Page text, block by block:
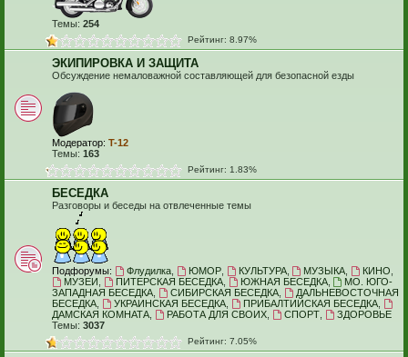
Темы: 254
Рейтинг: 8.97%
ЭКИПИРОВКА И ЗАЩИТА
Обсуждение немаловажной составляющей для безопасной езды
Модератор: T-12
Темы: 163
Рейтинг: 1.83%
БЕСЕДКА
Разговоры и беседы на отвлеченные темы
Подфорумы: Флудилка, ЮМОР, КУЛЬТУРА, МУЗЫКА КИНО
МУЗЕИ
ПИТЕРСКАЯ БЕСЕДКА, ЮЖНАЯ БЕСЕДКА,
МО. ЮГО-
ЗАПАДНАЯ БЕСЕДКА
СИБИРСКАЯ БЕСЕДКА,
ДАЛЬНЕВОСТОЧНАЯ
БЕСЕДКА
УКРАИНСКАЯ БЕСЕДКА, ПРИБАЛТИЙСКАЯ БЕСЕДКА,
ДАМСКАЯ КОМНАТА
РАБОТА ДЛЯ СВОИХ, СПОРТ,
ЗДОРОВЬЕ
Темы: 3037
Рейтинг: 7.05%